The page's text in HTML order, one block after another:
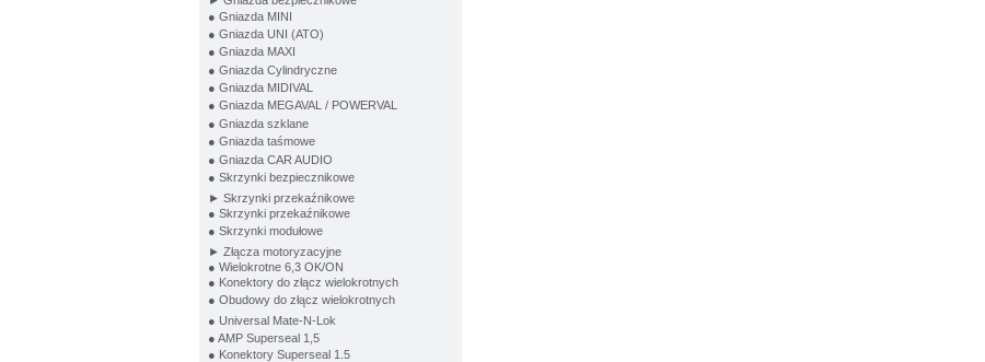
● Gniazda MINI
● Gniazda UNI (ATO)
● Gniazda MAXI
● Gniazda Cylindryczne
● Gniazda MIDIVAL
● Gniazda MEGAVAL / POWERVAL
● Gniazda szklane
● Gniazda taśmowe
● Gniazda CAR AUDIO
● Skrzynki bezpiecznikowe
► Skrzynki przekaźnikowe
● Skrzynki przekaźnikowe
● Skrzynki modułowe
► Złącza motoryzacyjne
● Wielokrotne 6,3 OK/ON
● Konektory do złącz wielokrotnych
● Obudowy do złącz wielokrotnych
● Universal Mate-N-Lok
● AMP Superseal 1,5
● Konektory Superseal 1.5